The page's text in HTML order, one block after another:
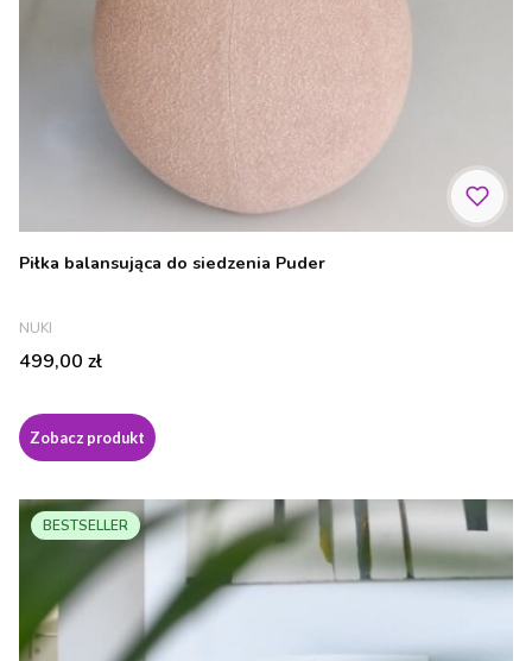
Piłka balansująca do siedzenia Puder
PRODUCENT
NUKI
Cena
499,00 zł
Zobacz produkt
BESTSELLER